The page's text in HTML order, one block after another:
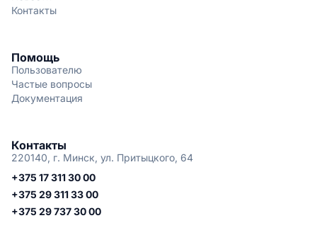
Контакты
Помощь
Пользователю
Частые вопросы
Документация
Контакты
220140, г. Минск, ул. Притыцкого, 64
+375 17 311 30 00
+375 29 311 33 00
+375 29 737 30 00